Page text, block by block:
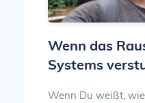
Wenn das
Systems
Wenn Du weißt,